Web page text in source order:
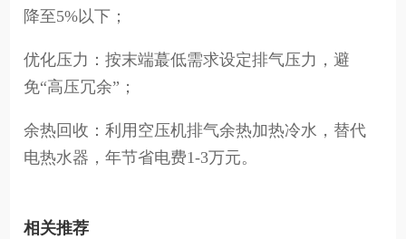
降至5%以下；
优化压力：按末端蕞低需求设定排气压力，避
免“高压冗余”；
余热回收：利用空压机排气余热加热冷水，替代
电热水器，年节省电费1-3万元。
相关推荐